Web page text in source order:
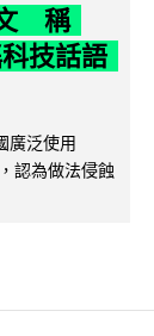
文 稱
技話語
廣泛使用
認為做法侵蝕